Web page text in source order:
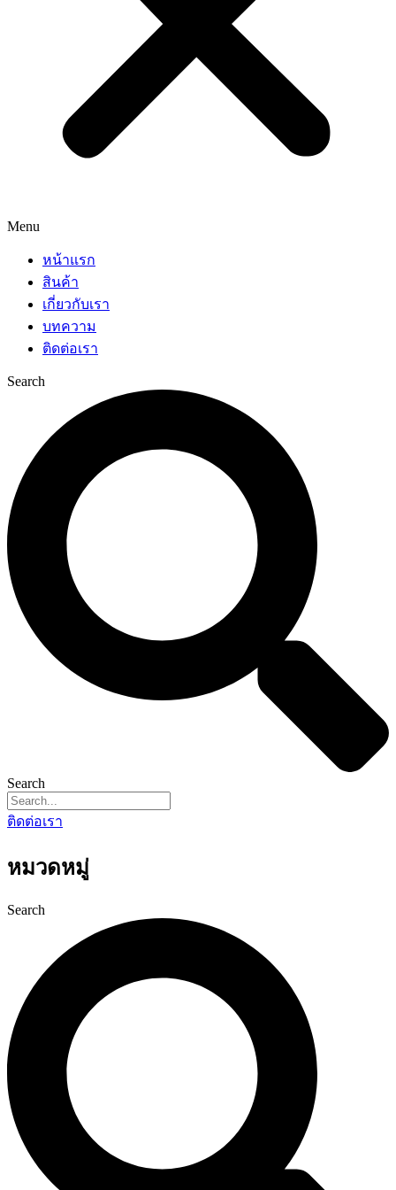
Menu
หน้าแรก
สินค้า
เกี่ยวกับเรา
บทความ
ติดต่อเรา
Search
Search
ติดต่อเรา
หมวดหมู่
Search